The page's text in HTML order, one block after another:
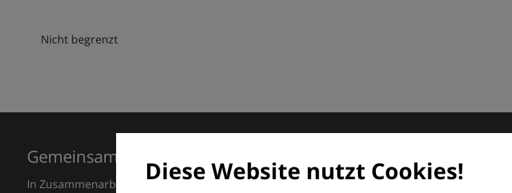
Nicht begrenzt
Diese Website nutzt Cookies!
Gemeinsam für Exzellenz in der Dermatologie
In Zusammenarbeit mit dem European Dermatology Forum (EDF) und Euroderm Excellence